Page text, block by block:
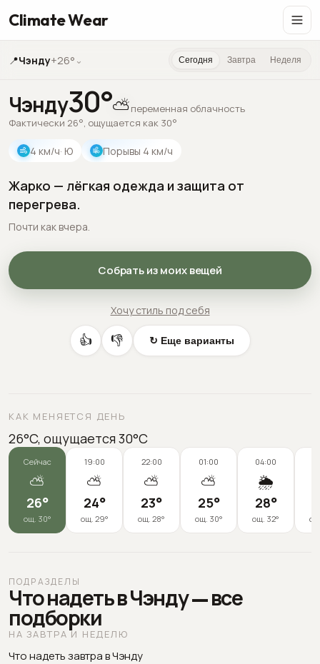
Climate Wear
📍Чэнду+26° ⌄ Сегодня Завтра Неделя
Чэнду30°⛅переменная облачность
Фактически 26°, ощущается как 30°
4 км/ч· Ю Порывы 4 км/ч
Жарко — лёгкая одежда и защита от
перегрева.
Почти как вчера.
Собрать из моих вещей
Хочу стиль под себя
👍 👎 ↻ Еще варианты
КАК МЕНЯЕТСЯ ДЕНЬ
26°C, ощущается 30°C
Сейчас
⛅
26°
ощ. 30°
19:00
⛅
24°
ощ. 29°
22:00
⛅
23°
ощ. 28°
01:00
⛅
25°
ощ. 30°
04:00
🌦️
28°
ощ. 32°
ПОДРАЗДЕЛЫ
Что надеть в Чэнду — все
подборки
НА ЗАВТРА И НЕДЕЛЮ
Что надеть завтра в Чэнду